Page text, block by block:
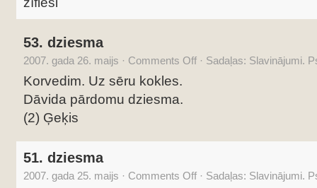
53. dziesma
2007. gada 26. maijs · Comments Off · Sadaļas: Slavinājumi.
Korvedim. Uz sēru kokles.
Dāvida pārdomu dziesma.
(2) Ģeķis
51. dziesma
2007. gada 25. maijs · Comments Off · Sadaļas: Slavinājumi.